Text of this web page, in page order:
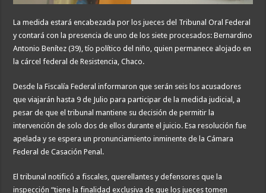
La medida estará encabezada por los jueces del Tribunal Oral Federal
y contará con la presencia de uno de los siete procesados: Bernardino
Antonio Benítez (39), tío político del niño, quien permanece alojado en
la cárcel federal de Resistencia, Chaco.
Desde la Fiscalía Federal informaron que serán seis los acusadores
que viajarán hasta 9 de Julio para participar de la medida judicial, a
pesar de que el tribunal mantiene su decisión de permitir la
intervención de solo dos de ellos durante el juicio. Esa resolución fue
apelada y se espera un pronunciamiento inminente de la Cámara
Federal de Casación Penal.
El tribunal notificó a fiscales, querellantes y defensores que la
inspección “tiene la finalidad exclusiva de que los jueces tomen